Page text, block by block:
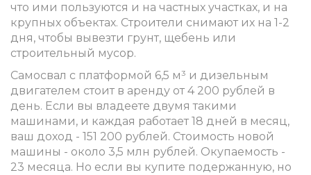
что ими пользуются и на частных участках, и на
крупных объектах. Строители снимают их на 1-2
дня, чтобы вывезти грунт, щебень или
строительный мусор.
Самосвал с платформой 6,5 м³ и дизельным
двигателем стоит в аренду от 4 200 рублей в
день. Если вы владеете двумя такими
машинами, и каждая работает 18 дней в месяц,
ваш доход - 151 200 рублей. Стоимость новой
машины - около 3,5 млн рублей. Окупаемость -
23 месяца. Но если вы купите подержанную, но